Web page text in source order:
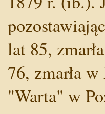
lat 85,
76, zmarła
"Warta" w